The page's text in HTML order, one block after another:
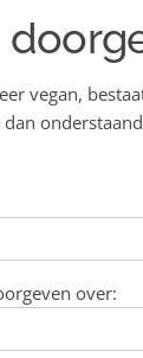
vegan,
dan
over: